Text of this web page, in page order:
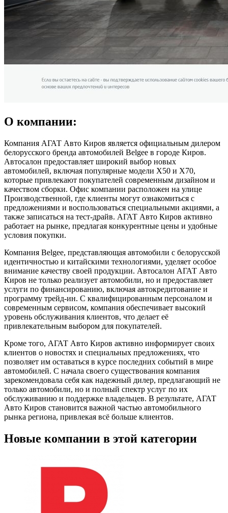
О компании:
Компания АГАТ Авто Киров является официальным дилером
белорусского бренда автомобилей Belgee в городе Киров.
Автосалон предоставляет широкий выбор новых
автомобилей, включая популярные модели X50 и X70,
которые привлекают покупателей современным дизайном и
качеством сборки. Офис компании расположен на улице
Производственной, где клиенты могут ознакомиться с
предложениями и воспользоваться специальными акциями, а
также записаться на тест-драйв. АГАТ Авто Киров активно
работает на рынке, предлагая конкурентные цены и удобные
условия покупки.
Компания Belgee, представляющая автомобили с белорусской
идентичностью и китайскими технологиями, уделяет особое
внимание качеству своей продукции. Автосалон АГАТ Авто
Киров не только реализует автомобили, но и предоставляет
услуги по финансированию, включая автокредитование и
программу трейд-ин. С квалифицированным персоналом и
современным сервисом, компания обеспечивает высокий
уровень обслуживания клиентов, что делает её
привлекательным выбором для покупателей.
Кроме того, АГАТ Авто Киров активно информирует своих
клиентов о новостях и специальных предложениях, что
позволяет им оставаться в курсе последних событий в мире
автомобилей. С начала своего существования компания
зарекомендовала себя как надежный дилер, предлагающий не
только автомобили, но и полный спектр услуг по их
обслуживанию и поддержке владельцев. В результате, АГАТ
Авто Киров становится важной частью автомобильного
рынка региона, привлекая всё больше клиентов.
Новые компании в этой категории